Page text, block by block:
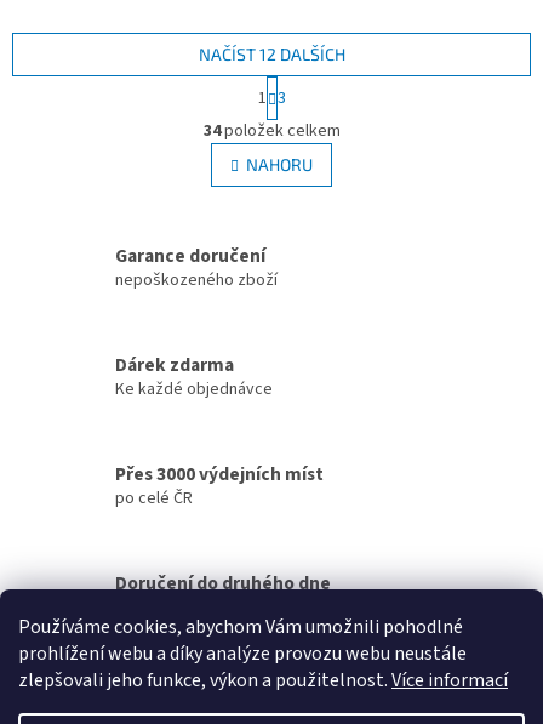
Používáme cookies, abychom Vám umožnili pohodlné
prohlížení webu a díky analýze provozu webu neustále
zlepšovali jeho funkce, výkon a použitelnost.Více informací
dřevěného výrobku. Nabízíme...
dřevěného výrobku. Nabízíme...
O
v
l
á
í
y
p
i
NAČÍST 12 DALŠÍCH
t
r
á
n
k
n
í
1 3
34položek celkem
NAHORU
Garance doručení
nepoškozeného zboží
Dárek zdarma
Ke každé objednávce
Přes 3000 výdejních míst
po celé ČR
Doručení do druhého dne